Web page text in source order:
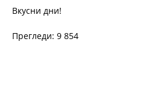
Вкусни дни!
Прегледи: 9 854